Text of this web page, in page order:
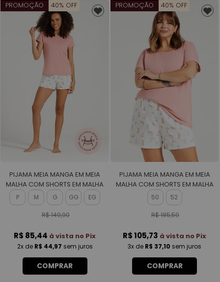
PROMOÇÃO 40% OFF
PIJAMA MEIA MANGA EM MEIA
MALHA COM SHORTS EM MALHA
ROTATIVA FEMININO
P M G GG EG
R$ 149,90
R$ 85,44 à vista no Pix
2xde R$ 44,97 sem juros
COMPRAR
PROMOÇÃO 40% OFF
PIJAMA MEIA MANGA EM MEIA
MALHA COM SHORTS EM MALHA
ROTATIVA FEMININO
50 52
R$ 185,50
R$ 105,73 à vista no Pix
3x de R$ 37,10 sem juros
COMPRAR